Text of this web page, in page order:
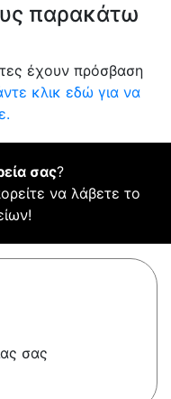
παρακάτω
έχουν πρόσβαση
κλικ εδώ για να
σας?
να λάβετε το
σας